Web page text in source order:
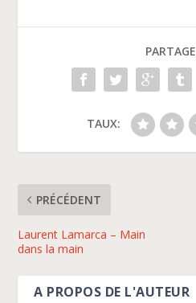
TAUX:
PRÉCÉDENT
Laurent Lamarca – Main
dans la main
A PROPOS DE L'AUTEUR